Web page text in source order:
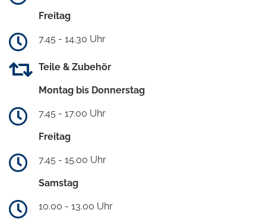
Freitag
7.45 - 14.30 Uhr
Teile & Zubehör
Montag bis Donnerstag
7.45 - 17.00 Uhr
Freitag
7.45 - 15.00 Uhr
Samstag
10.00 - 13.00 Uhr